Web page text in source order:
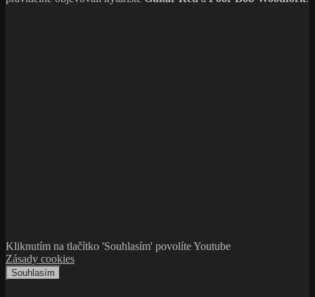
Kliknutím na tlačítko 'Souhlasím' povolíte Youtube
Zásady cookies
Souhlasím